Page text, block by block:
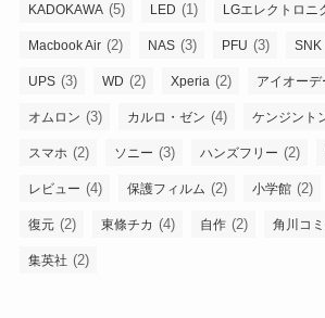
KADOKAWA (5) LED (1) LGエレクトロニ
Macbook Air (2) NAS (3) PFU (3) SNK
UPS (3) WD (2) Xperia (2) アイオーデ
オムロン (3) カルロ・ゼン (4) ケンジント
スマホ (2) ソニー (3) ハンズフリー (2)
レビュー (4) 保護フィルム (2) 小学館 (2)
復元 (2) 東條チカ (4) 自作 (2) 角川コ
集英社 (2)